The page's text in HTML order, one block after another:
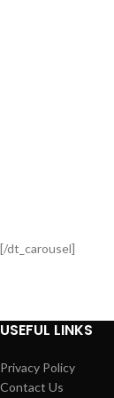
[/dt_carousel]
USEFUL LINKS
Privacy Policy
Contact Us